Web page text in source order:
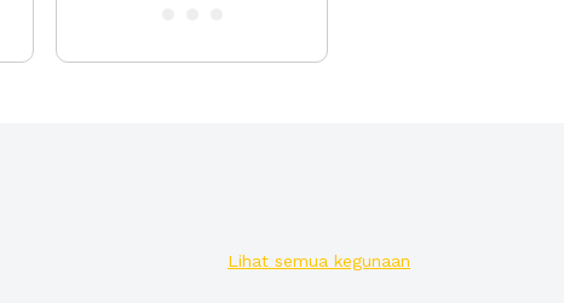
Lihat semua kegunaan